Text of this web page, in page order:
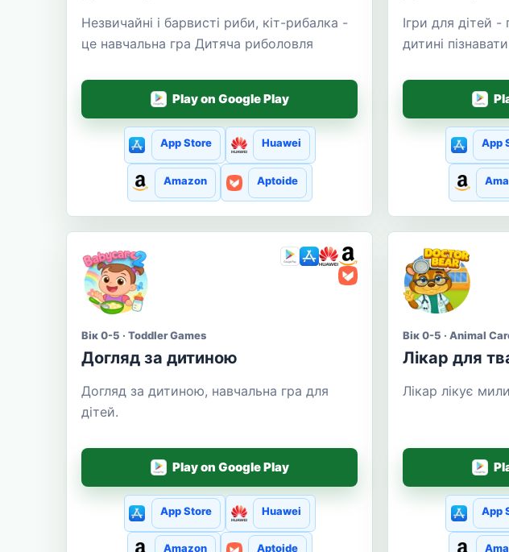
Незвичайні і барвисті риби, кіт-рибалка -
це навчальна гра Дитяча риболовля
Play on Google Play
App Store Huawei
Amazon Aptoide
Ігри для дітей
дитині
App
Вік 0-5 · Toddler Games
Догляд за дитиною
Догляд за дитиною, навчальна гра для
дітей.
Play on Google Play
App Store Huawei
Amazon Aptoide
Вік 0-5 · Animal
Лікар для
Лікар лікує
App